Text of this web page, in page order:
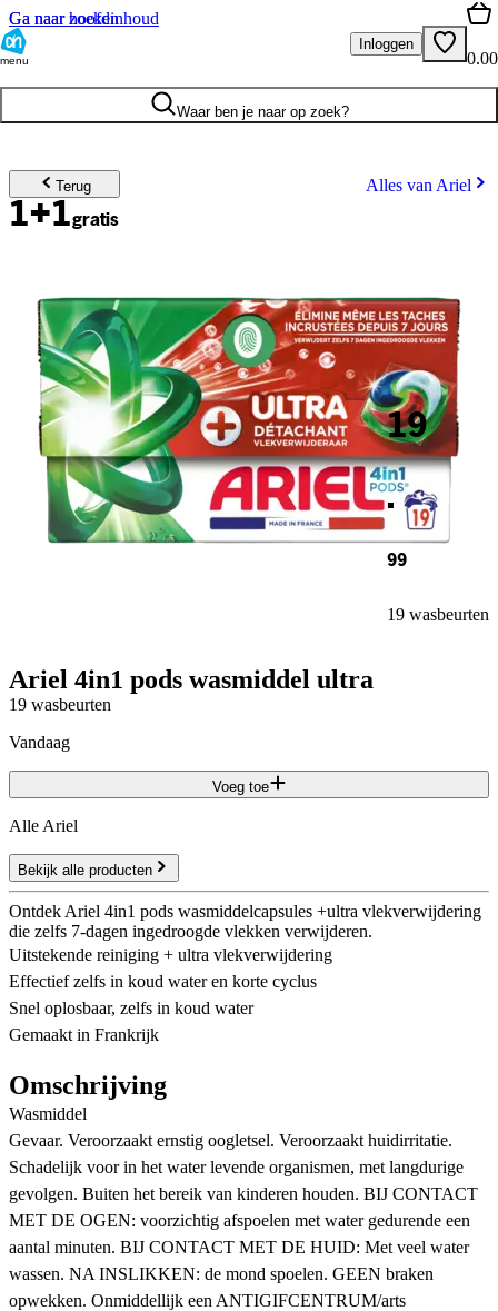
Ga naar hoofdinhoud
Ga naar zoeken
menu
Inloggen
0.00
Waar ben je naar op zoek?
Terug Alles van Ariel
1+1gratis
19
.
99
19 wasbeurten
Ariel 4in1 pods wasmiddel ultra
19 wasbeurten
vandaag
Voeg toe
Alle Ariel
Bekijk alle producten
Ontdek Ariel 4in1 pods wasmiddelcapsules +ultra vlekverwijdering
die zelfs 7-dagen ingedroogde vlekken verwijderen.
Uitstekende reiniging + ultra vlekverwijdering
Effectief zelfs in koud water en korte cyclus
Snel oplosbaar, zelfs in koud water
Gemaakt in Frankrijk
Omschrijving
Wasmiddel
Gevaar. Veroorzaakt ernstig oogletsel. Veroorzaakt huidirritatie.
Schadelijk voor in het water levende organismen, met langdurige
gevolgen. Buiten het bereik van kinderen houden. BIJ CONTACT
MET DE OGEN: voorzichtig afspoelen met water gedurende een
aantal minuten. BIJ CONTACT MET DE HUID: Met veel water
wassen. NA INSLIKKEN: de mond spoelen. GEEN braken
opwekken. Onmiddellijk een ANTIGIFCENTRUM/arts